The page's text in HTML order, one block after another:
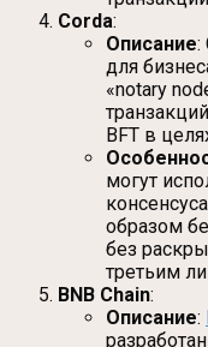
Corda:
Описание:
для
«notary
BFT в
могут
образом
без
третьим
BNB Chain:
Описание: